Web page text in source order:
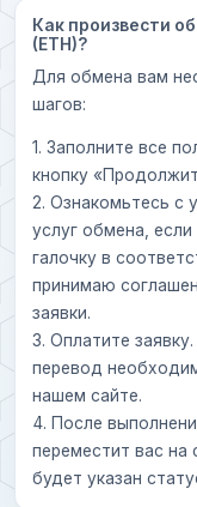
Как произвести
(ETH)?
Для обмена вам
шагов:
1. Заполните все
кнопку
2. Ознакомьтесь с
услуг обмена,
галочку в
принимаю
заявки.
3. Оплатите
перевод
нашем сайте.
4. После
переместит вас на
будет указан